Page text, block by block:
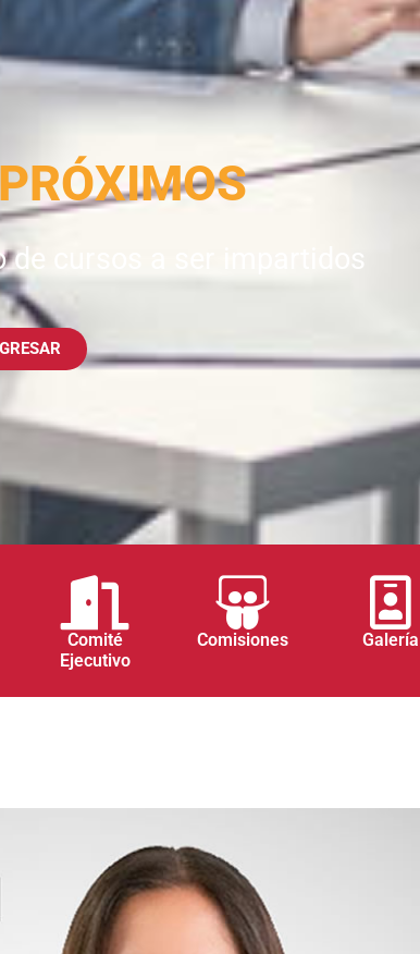
de cursos a ser impartidos
Comité
Ejecutivo
Comisiones Galería